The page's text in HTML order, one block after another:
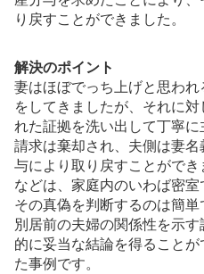
り戻すことができました。
解決のポイント
妻はほぼでっち上げと思わ
をしてきましたが、それに
れた証拠を洗い出して丁寧
請求は棄却され、夫側は妻
与により取り戻すことがで
などは、家庭内のいわば密室
その真偽を判断するのは簡単
別居前の夫婦の関係性を示
的に妥当な結論を得ること
た事例です。